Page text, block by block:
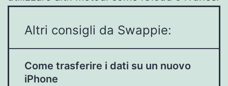
Altri consigli da Swappie:
Come trasferire i dati su un nuovo
iPhone